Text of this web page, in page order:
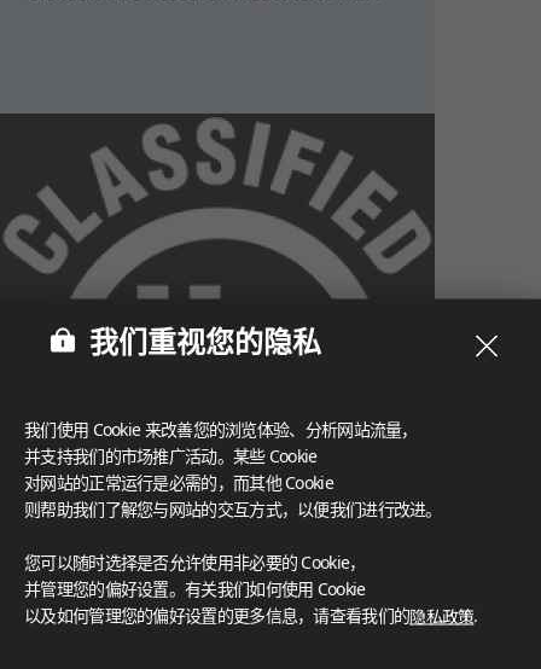
What These Certifications Mean
灵感画廊
我们重视您的隐私
我们使用 Cookie 来改善您的浏览体验、分析网站流量，
并支持我们的市场推广活动。某些 Cookie
对网站的正常运行是必需的，而其他 Cookie
则帮助我们了解您与网站的交互方式，以便我们进行改进。
您可以随时选择是否允许使用非必要的 Cookie，
并管理您的偏好设置。有关我们如何使用 Cookie
以及如何管理您的偏好设置的更多信息，请查看我们的隐私政策.